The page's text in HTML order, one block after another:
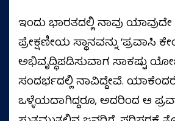
ಇಂದು ಭಾರತದಲ್ಲಿ ನಾವು
ಪ್ರೇಕ್ಷಣೀಯ ಸ್ಥಾನವನ್ನು ‘ಪ್ರವಾಸಿ
ಅಭಿವೃದ್ಧಿಪಡಿಸುವಾಗ ಸಾಕಷ್ಟು
ಸಂದರ್ಭದಲ್ಲಿ ನಾವಿದ್ದೇವೆ.
ಒಳ್ಳೆಯದಾಗಿದ್ದರೂ, ಅದರಿಂದ ಆ